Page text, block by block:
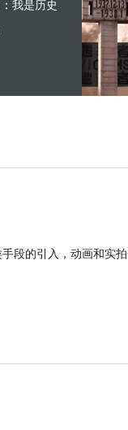
我是历史
段的引入，动画和实